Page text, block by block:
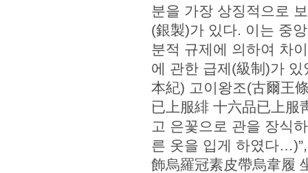
분을 가장 상징적으로
(銀製)가 있다. 이는 중
분적 규제에 의하여 차
에 관한 급제(級制)가
本紀) 고이왕조(古爾王
已上服緋 十六品已上
고 은꽃으로 관을 장식
른 옷을 입게 하였다
飾烏羅冠素皮帶烏韋履